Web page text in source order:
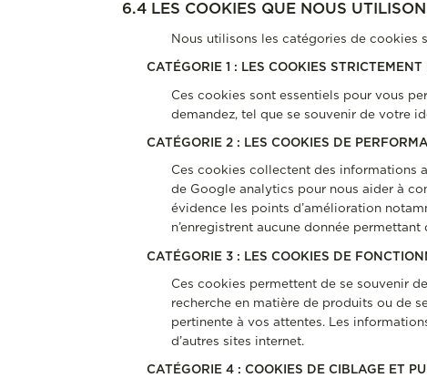
6.4 LES COOKIES QUE NOUS
Nous utilisons les catégories de cookies
CATÉGORIE 1 : LES COOKIES STRICTEMENT
Ces cookies sont essentiels pour vous
demandez, tel que se souvenir de votre
CATÉGORIE 2 : LES COOKIES DE
Ces cookies collectent des informations
de Google analytics pour nous aider à
évidence les points d’amélioration
n’enregistrent aucune donnée
CATÉGORIE 3 : LES COOKIES DE
Ces cookies permettent de se souvenir
recherche en matière de produits ou de
pertinente à vos attentes. Les
d’autres sites internet.
CATÉGORIE 4 : COOKIES DE CIBLAGE ET